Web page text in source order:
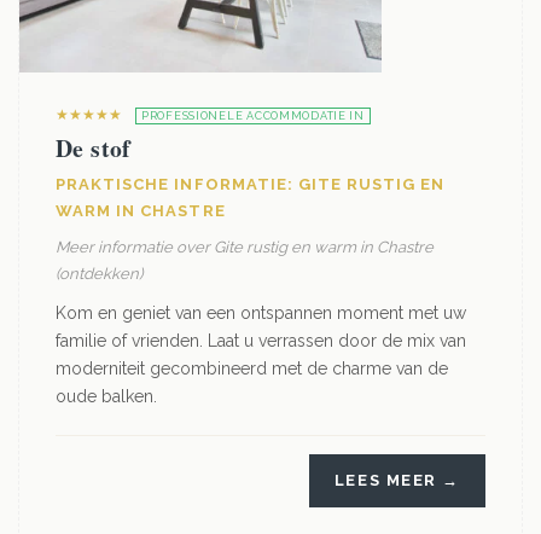
★★★★★ PROFESSIONELE ACCOMMODATIE IN
De stof
PRAKTISCHE INFORMATIE: GITE RUSTIG EN
WARM IN CHASTRE
Meer informatie over Gite rustig en warm in Chastre
(ontdekken)
Kom en geniet van een ontspannen moment met uw
familie of vrienden. Laat u verrassen door de mix van
moderniteit gecombineerd met de charme van de
oude balken.
LEES MEER →